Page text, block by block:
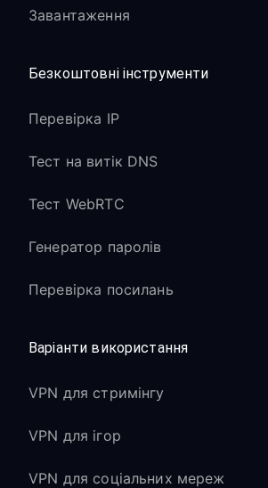
Завантаження
Безкоштовні інструменти
Перевірка IP
Тест на витік DNS
Тест WebRTC
Генератор паролів
Перевірка посилань
Варіанти використання
VPN для стримінгу
VPN для ігор
VPN для соціальних мереж